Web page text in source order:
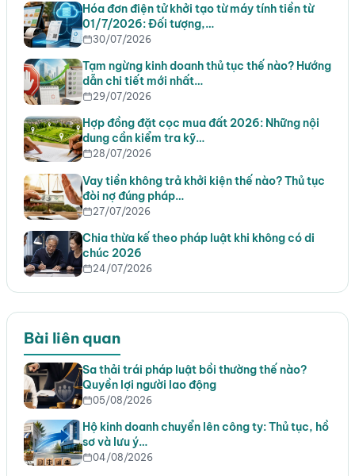
Hóa đơn điện tử khởi tạo từ máy tính tiền từ
01/7/2026: Đối tượng,…
30/07/2026
Tạm ngừng kinh doanh thủ tục thế nào? Hướng
dẫn chi tiết mới nhất…
29/07/2026
Hợp đồng đặt cọc mua đất 2026: Những nội
dung cần kiểm tra kỹ…
28/07/2026
Vay tiền không trả khởi kiện thế nào? Thủ tục
đòi nợ đúng pháp…
27/07/2026
Chia thừa kế theo pháp luật khi không có di
chúc 2026
24/07/2026
Bài liên quan
Sa thải trái pháp luật bồi thường thế nào?
Quyền lợi người lao động
05/08/2026
Hộ kinh doanh chuyển lên công ty: Thủ tục, hồ
sơ và lưu ý…
04/08/2026